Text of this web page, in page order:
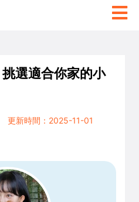
選適合你家的小
更新時間：2025-11-01